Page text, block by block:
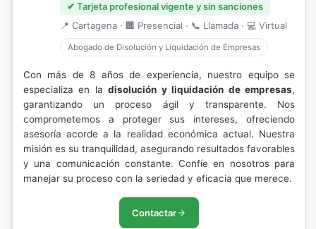
✔ Tarjeta profesional vigente y sin sanciones
📍 Cartagena · 🏢 Presencial · 📞 Llamada · 💻 Virtual
Abogado de Disolución y Liquidación de Empresas
Con más de 8 años de experiencia, nuestro equipo se
especializa en ladisolución y liquidación de empresas,
garantizando un proceso ágil y transparente. Nos
comprometemos a proteger sus intereses, ofreciendo
asesoría acorde a la realidad económica actual. Nuestra
misión es su tranquilidad, asegurando resultados favorables
y una comunicación constante. Confíe en nosotros para
manejar su proceso con la seriedad y eficacia que merece.
Contactar